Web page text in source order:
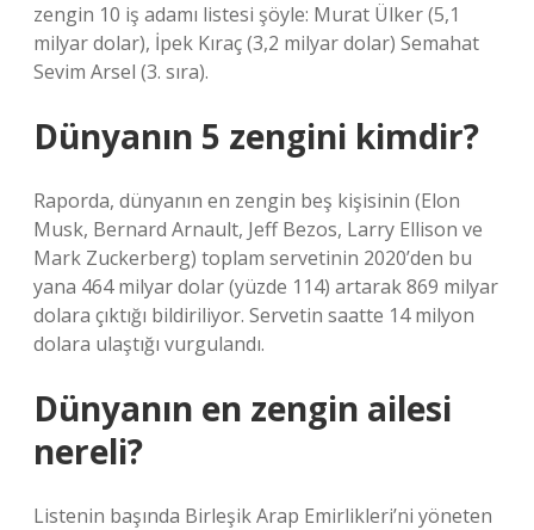
zengin 10 iş adamı listesi şöyle: Murat Ülker (5,1
milyar dolar), İpek Kıraç (3,2 milyar dolar) Semahat
Sevim Arsel (3. sıra).
Dünyanın 5 zengini kimdir?
Raporda, dünyanın en zengin beş kişisinin (Elon
Musk, Bernard Arnault, Jeff Bezos, Larry Ellison ve
Mark Zuckerberg) toplam servetinin 2020’den bu
yana 464 milyar dolar (yüzde 114) artarak 869 milyar
dolara çıktığı bildiriliyor. Servetin saatte 14 milyon
dolara ulaştığı vurgulandı.
Dünyanın en zengin ailesi
nereli?
Listenin başında Birleşik Arap Emirlikleri’ni yöneten